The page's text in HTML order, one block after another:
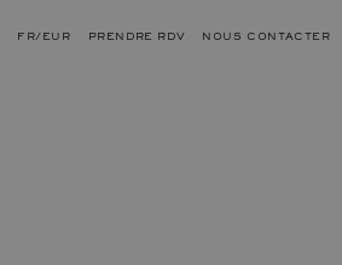
FR/EUR PRENDRE RDV NOUS CONTACTER